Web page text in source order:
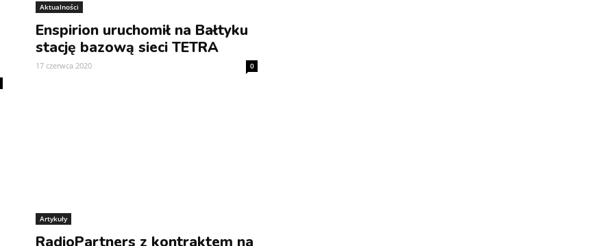
Aktualności
Enspirion uruchomił na Bałtyku
stację bazową sieci TETRA
17 czerwca 2020 0
Artykuły
RadioPartners z kontraktem na